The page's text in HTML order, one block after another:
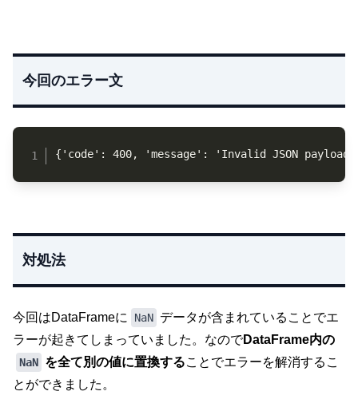
今回のエラー文
{'code': 400, 'message': 'Invalid JSON payload
対処法
今回はDataFrameに NaN データが含まれていることでエ
ラーが起きてしまっていました。なのでDataFrame内の
NaN を全て別の値に置換することでエラーを解消するこ
とができました。